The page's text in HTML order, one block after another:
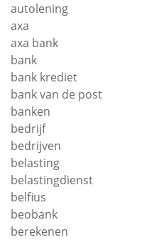
autolening
axa
axa bank
bank
bank krediet
bank van de post
banken
bedrijf
bedrijven
belasting
belastingdienst
belfius
beobank
berekenen